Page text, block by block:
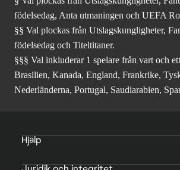
födelsedag, Anta utmaningen och UEFA
§§ Val plockas från Utslagskungligheter,
födelsedag och Titeltitaner.
§§§ Val inkluderar 1 spelare från vart och
Brasilien, Kanada, England, Frankrike,
Nederländerna, Portugal, Saudiarabien,
Hjälp